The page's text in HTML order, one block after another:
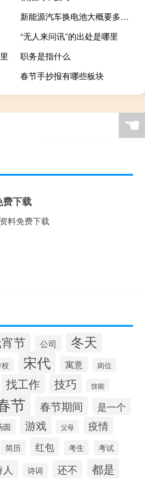
新能源汽车换电池大概要多少钱
“无人来问讯”的出处是哪里
职务是指什么
春节手抄报有哪些板块
☚
下载
节 公司 冬天
校 宋代 寓意 岗位
找工作 技巧 技能
节 春节期间 是一个
圆 游戏 父母 疫情
简历 红包 考生 考试
诗词 还不 都是